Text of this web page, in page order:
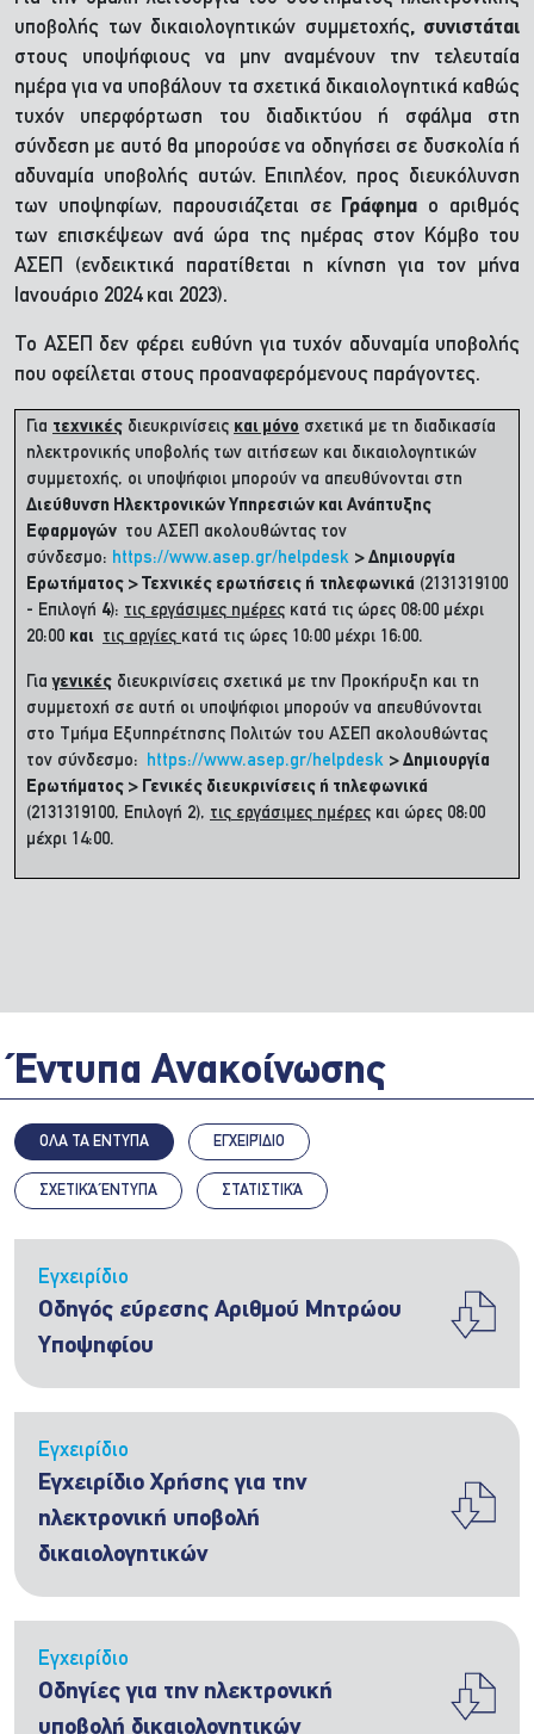
υποβολής των δικαιολογητικών συμμετοχής, συνιστάται
στους υποψήφιους να μην αναμένουν την τελευταία
ημέρα για να υποβάλουν τα σχετικά δικαιολογητικά καθώς
τυχόν υπερφόρτωση του διαδικτύου ή σφάλμα στη
σύνδεση με αυτό θα μπορούσε να οδηγήσει σε δυσκολία ή
αδυναμία υποβολής αυτών. Επιπλέον, προς διευκόλυνση
των υποψηφίων, παρουσιάζεται σε
Γράφημα ο αριθμός
των επισκέψεων ανά ώρα της ημέρας στον Κόμβο του
ΑΣΕΠ (ενδεικτικά παρατίθεται η κίνηση για τον μήνα
Ιανουάριο 2024 και 2023).
Το ΑΣΕΠ δεν φέρει ευθύνη για τυχόν αδυναμία υποβολής
που οφείλεται στους προαναφερόμενους παράγοντες.
Για τεχνικές διευκρινίσεις και μόνο σχετικά με τη διαδικασία
ηλεκτρονικής υποβολής των αιτήσεων και δικαιολογητικών
συμμετοχής, οι υποψήφιοι μπορούν να απευθύνονται στη
Διεύθυνση Ηλεκτρονικών Υπηρεσιών και Ανάπτυξης
Εφαρμογών του ΑΣΕΠ ακολουθώντας τον
σύνδεσμο: https://www.asep.gr/helpdesk > Δημιουργία
Ερωτήματος > Τεχνικές ερωτήσεις ή τηλεφωνικά (2131319100
- Επιλογή 4): τις εργάσιμες ημέρες κατά τις ώρες 08:00 μέχρι
20:00 και τις αργίες κατά τις ώρες 10:00 μέχρι 16:00.
Γιαγενικές διευκρινίσεις σχετικά με την Προκήρυξη και τη
συμμετοχή σε αυτή οι υποψήφιοι μπορούν να απευθύνονται
στο Τμήμα Εξυπηρέτησης Πολιτών του ΑΣΕΠ ακολουθώντας
τον σύνδεσμο: https://www.asep.gr/helpdesk > Δημιουργία
Ερωτήματος > Γενικές διευκρινίσεις ή τηλεφωνικά
(2131319100, Επιλογή 2), τις εργάσιμες ημέρες και ώρες 08:00
μέχρι 14:00.
Έντυπα Ανακοίνωσης
ΟΛΑ ΤΑ ΕΝΤΥΠΑ ΕΓΧΕΙΡΊΔΙΟ
ΣΧΕΤΙΚΆ ΈΝΤΥΠΑ ΣΤΑΤΙΣΤΙΚΆ
Εγχειρίδιο
Οδηγός εύρεσης Αριθμού Μητρώου
Υποψηφίου
Εγχειρίδιο
Εγχειρίδιο Χρήσης για την
ηλεκτρονική υποβολή
δικαιολογητικών
Εγχειρίδιο
Οδηγίες για την ηλεκτρονική
υποβολή δικαιολογητικών